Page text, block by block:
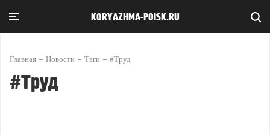
KORYAZHMA-POISK.RU
Главная Новости Тэги #Труд
#Труд